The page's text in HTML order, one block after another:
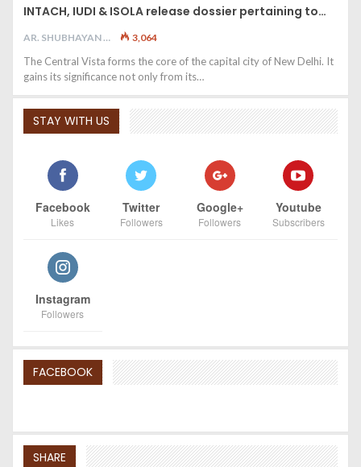
INTACH, IUDI & ISOLA release dossier pertaining to…
AR. SHUBHAYAN M 3,064
The Central Vista forms the core of the capital city of New Delhi. It
gains its significance not only from its…
STAY WITH US
Facebook
Likes
Twitter
Followers
Google+
Followers
Youtube
Subscribers
Instagram
Followers
FACEBOOK
SHARE